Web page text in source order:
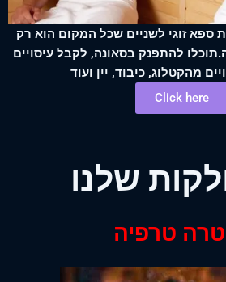
ספא זוגי לשניים שכל המקום הוא רק
להתפנק בסאונה, לקבל עיסויים
מהקטלוג, כיבוד, יין ועוד
Click here
שלנו
טרפיה